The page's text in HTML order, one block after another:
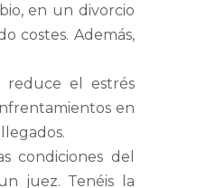
en un divorcio
costes. Además,
reduce el estrés
en
condiciones del
juez. Tenéis la